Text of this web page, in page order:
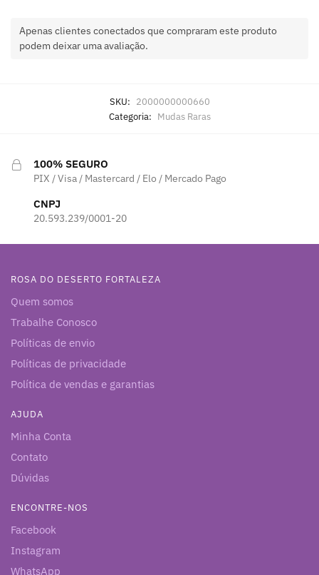
Apenas clientes conectados que compraram este produto
podem deixar uma avaliação.
SKU: 2000000000660
Categoria: Mudas Raras
100% SEGURO
PIX / Visa / Mastercard / Elo / Mercado Pago
CNPJ
20.593.239/0001-20
ROSA DO DESERTO FORTALEZA
Quem somos
Trabalhe Conosco
Políticas de envio
Políticas de privacidade
Política de vendas e garantias
AJUDA
Minha Conta
Contato
Dúvidas
ENCONTRE-NOS
Facebook
Instagram
WhatsApp